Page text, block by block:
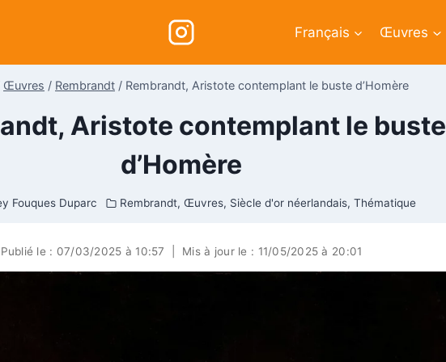
Français Œuvres
Œuvres / Rembrandt / Rembrandt, Aristote contemplant le buste d’Homère
Aristote contemplant le buste
d’Homère
Fouques Duparc Rembrandt,Œuvres, Siècle d'or néerlandais,Thématique
Publié le : 07/03/2025 à 10:57 Mis à jour le : 11/05/2025 à 20:01